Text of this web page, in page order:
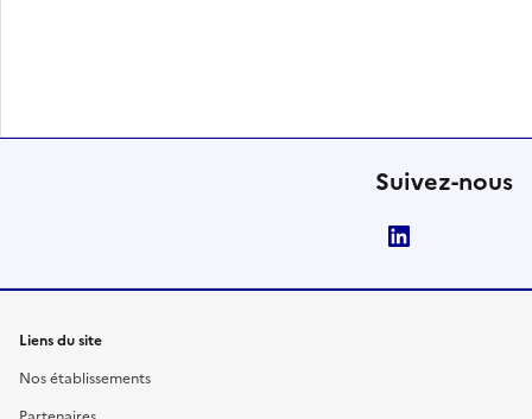
Suivez-nous
Liens du site
Nos établissements